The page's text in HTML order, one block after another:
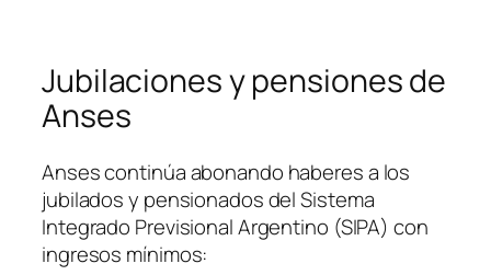
Jubilaciones y pensiones de
Anses
Anses continúa abonando haberes a los
jubilados y pensionados del Sistema
Integrado Previsional Argentino (SIPA) con
ingresos mínimos: